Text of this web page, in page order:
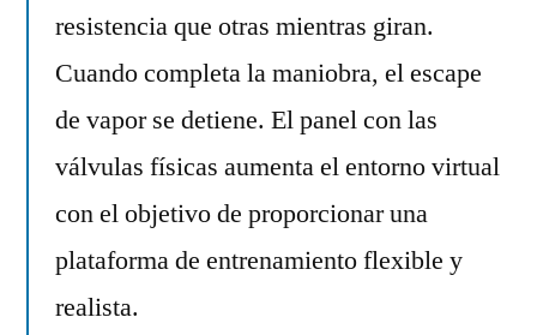
resistencia que otras mientras giran.
Cuando completa la maniobra, el escape
de vapor se detiene. El panel con las
válvulas físicas aumenta el entorno virtual
con el objetivo de proporcionar una
plataforma de entrenamiento flexible y
realista.